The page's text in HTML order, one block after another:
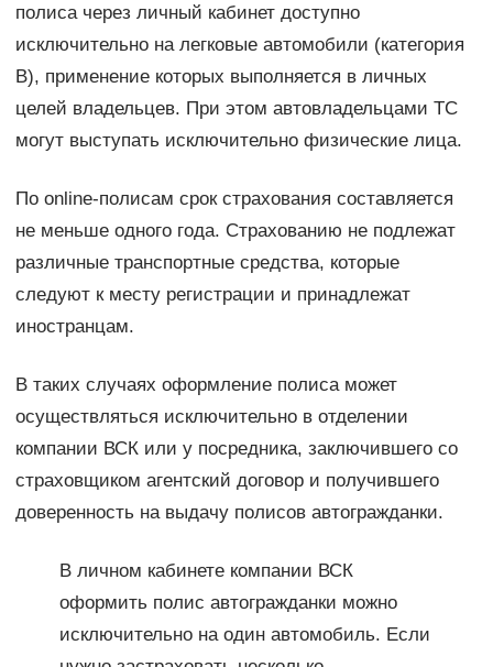
полиса через личный кабинет доступно
исключительно на легковые автомобили (категория
В), применение которых выполняется в личных
целей владельцев. При этом автовладельцами ТС
могут выступать исключительно физические лица.
По online-полисам срок страхования составляется
не меньше одного года. Страхованию не подлежат
различные транспортные средства, которые
следуют к месту регистрации и принадлежат
иностранцам.
В таких случаях оформление полиса может
осуществляться исключительно в отделении
компании ВСК или у посредника, заключившего со
страховщиком агентский договор и получившего
доверенность на выдачу полисов автогражданки.
В личном кабинете компании ВСК
оформить полис автогражданки можно
исключительно на один автомобиль. Если